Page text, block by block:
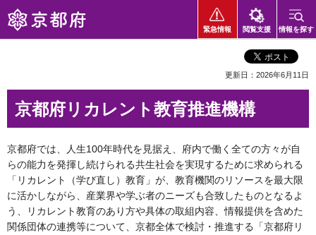
京都府
緊急情報 閲覧支援 情報を探す
更新日：2026年6月11日
京都府リカレント教育推進機構
京都府では、人生100年時代を見据え、府内で働く全ての方々が自
らの能力を発揮し続けられる共生社会を実現するために求められる
「リカレント（学び直し）教育」が、教育機関のリソースを最大限
に活かしながら、産業界や学ぶ者のニーズも合致したものとなるよ
う、リカレント教育のあり方や具体の取組内容、情報提供を含めた
関係団体の連携等について、京都全体で検討・推進する「京都府リ